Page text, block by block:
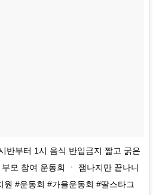
반부터 1시 음식 반입금지 짧고 굵은
모 참여 운동회 ㆍ 잼나지만 끝나니
원 #운동회 #가을운동회 #딸스타그